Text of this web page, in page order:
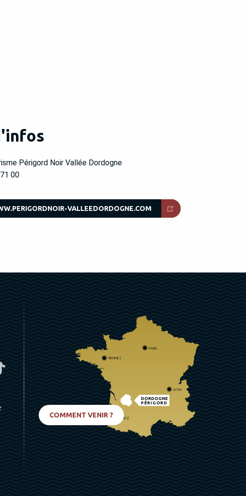
Périgord Noir Vallée Dordogne
00
VALLEEDORDOGNE.COM
DORDOGNE
PÉRIGORD
PARIS
RENNES
LYON
BIARRITZ
COMMENT VENIR ?